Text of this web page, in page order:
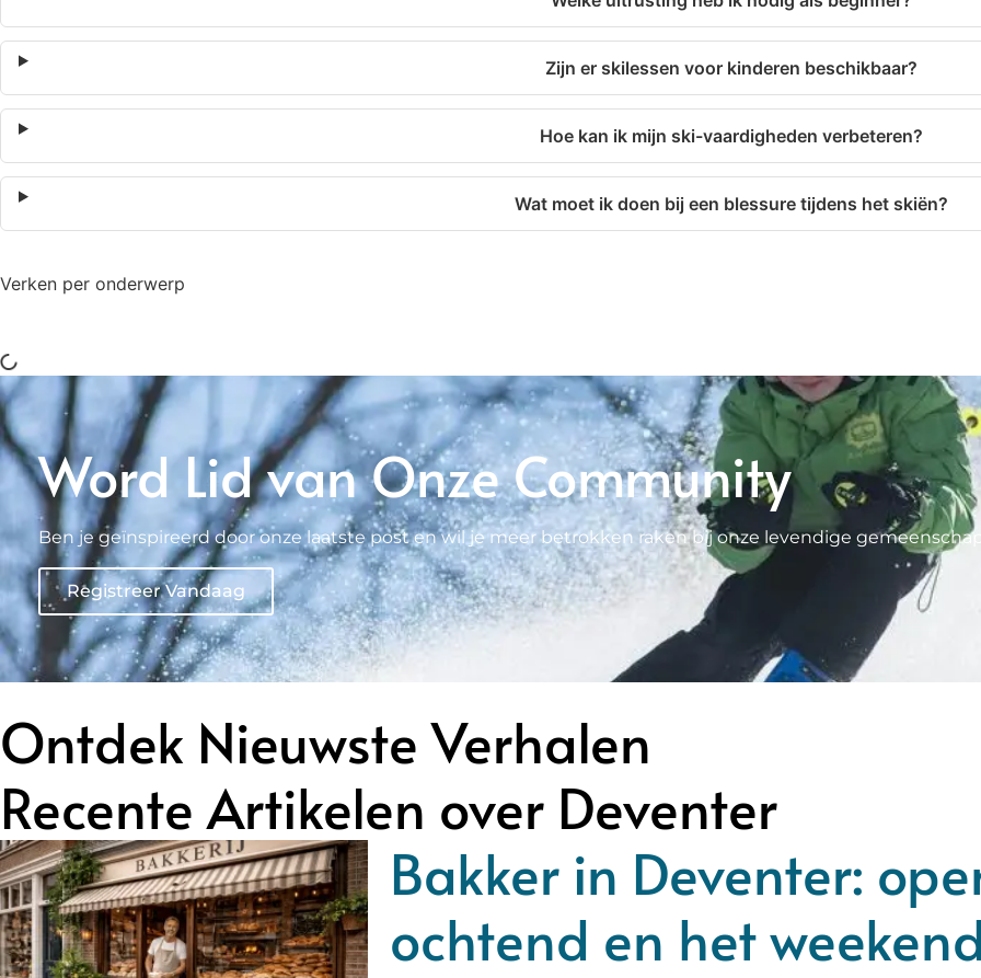
Zijn er skilessen voor kinderen beschikbaar?
Hoe kan ik mijn ski-vaardigheden verbeteren?
Wat moet ik doen bij een blessure tijdens het skiën?
Verken per onderwerp
Word Lid van Onze Community
Ben je geïnspireerd door onze laatste post en wil je meer betrokken raken bij onze levendige
Registreer Vandaag
Ontdek Nieuwste Verhalen
Recente Artikelen over Deventer
Bakker in Deventer:
ochtend en het